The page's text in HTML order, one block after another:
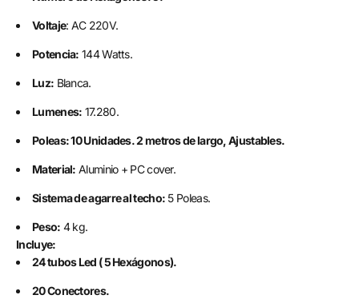
Voltaje: AC 220V.
Potencia: 144 Watts.
Luz: Blanca.
Lumenes: 17.280.
Poleas: 10 Unidades. 2 metros de largo, Ajustables.
Material: Aluminio + PC cover.
Sistema de agarre al techo: 5 Poleas.
Peso: 4 kg.
Incluye:
24 tubos Led ( 5 Hexágonos).
20 Conectores.